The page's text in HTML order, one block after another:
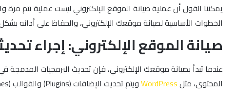
يمكننا القول أن عملية صيانة الموقع الإلكتروني ليست عملية تتم
الخطوات الأساسية لصيانة موقعك الإلكتروني، والحفاظ على أدائه
صيانة الموقع الإلكتروني: إجراء
عندما تبدأ بصيانة موقعك الإلكتروني، فإن تحديث البرمجيات
المحتوى، مثلWordPressويتم تحديث الإضافات (Plugins) والقوالب (Themes) المستخدمة في تلك الأنظمة بانتظام لمواكبة التطورات التكنولوجية القائمة.